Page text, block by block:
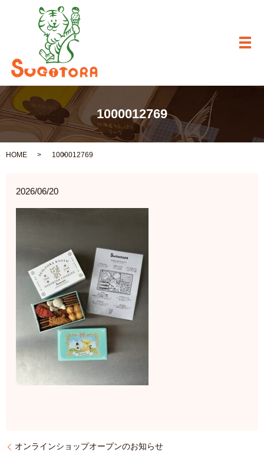
メ
1000012769
HOME 1000012769
2026/06/20
オンラインショップオープンのお知らせ